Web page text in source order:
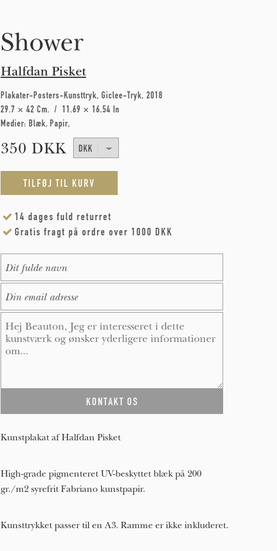
Shower
Halfdan Pisket
Plakater-Posters-Kunsttryk Giclee-Tryk 2018
29.7 × 42 Cm
11.69 × 16.54 In
Medier: Blæk Papir
350 DKK
14 dages fuld returret
Gratis fragt på ordre over 1000 DKK
Kunstplakat af Halfdan Pisket
High-grade pigmenteret UV-beskyttet blæk på 200
gr./m2 syrefrit Fabriano kunstpapir.
Kunsttrykket passer til en A3. Ramme er ikke inkluderet.